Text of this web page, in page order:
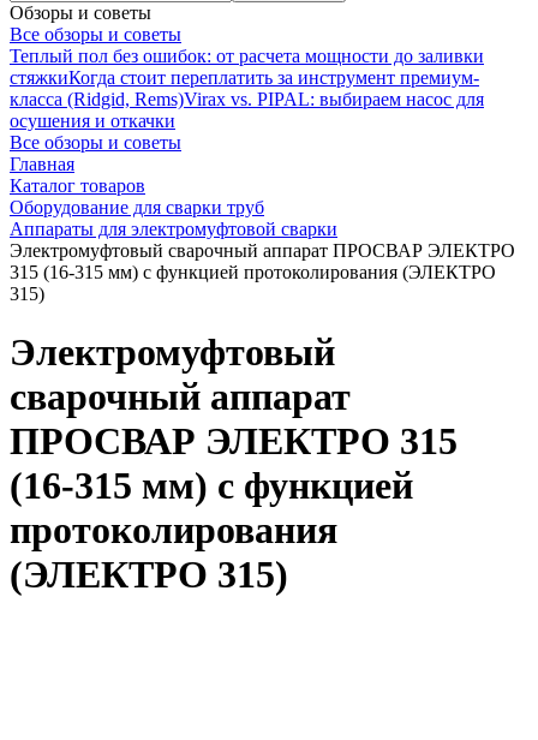
Обзоры и советы
Все обзоры и советы
Теплый пол без ошибок: от расчета мощности до заливки
стяжкиКогда стоит переплатить за инструмент премиум-
класса (Ridgid, Rems)Virax vs. PIPAL: выбираем насос для
осушения и откачки
Все обзоры и советы
Главная
Каталог товаров
Оборудование для сварки труб
Аппараты для электромуфтовой сварки
Электромуфтовый сварочный аппарат ПРОСВАР ЭЛЕКТРО
315 (16-315 мм) с функцией протоколирования (ЭЛЕКТРО
315)
Электромуфтовый
сварочный аппарат
ПРОСВАР ЭЛЕКТРО 315
(16-315 мм) с функцией
протоколирования
(ЭЛЕКТРО 315)